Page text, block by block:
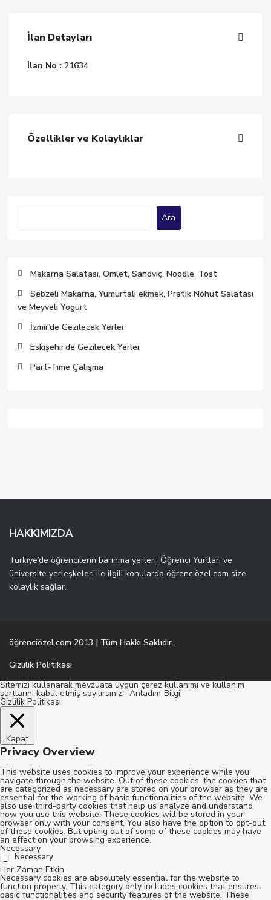
İlan Detayları
İlan No : 21634
Özellikler ve Kolaylıklar
Ara
Makarna Salatası, Omlet, Sandviç, Noodle, Tost
Sebzeli Makarna, Yumurtalı ekmek, Pratik Nohut Salatası
ve Meyveli Yogurt
İzmir’de Gezilecek Yerler
Eskişehir’de Gezilecek Yerler
Part-Time Çalışma
HAKKIMIZDA
Türkiye’de öğrencilerin barınma yerleri, Öğrenci Yurtları ve
üniversite yerleşkeleri ile ilgili konularda öğrenciözel.com size
kolaylık sağlar.
öğrenciözel.com 2013 | Tüm Hakkı Saklıdır..
Gizlilik Politikası
Sitemizi kullanarak mevzuata uygun çerez kullanımı ve kullanım
şartlarını kabul etmiş sayılırsınız. Anladım Bilgi
Gizlilik Politikası
Kapat
Privacy Overview
This website uses cookies to improve your experience while you
navigate through the website. Out of these cookies, the cookies that
are categorized as necessary are stored on your browser as they are
essential for the working of basic functionalities of the website. We
also use third-party cookies that help us analyze and understand
how you use this website. These cookies will be stored in your
browser only with your consent. You also have the option to opt-out
of these cookies. But opting out of some of these cookies may have
an effect on your browsing experience.
Necessary
Necessary
Her Zaman Etkin
Necessary cookies are absolutely essential for the website to
function properly. This category only includes cookies that ensures
basic functionalities and security features of the website. These